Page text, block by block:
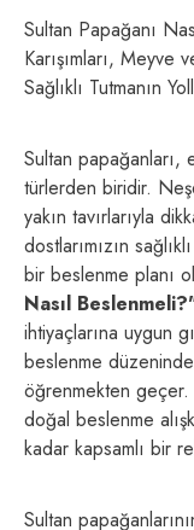
Sultan Papağanı
Karışımları, Meyve
Sağlıklı Tutmanın
Sultan papağanları,
türlerden biridir.
yakın tavırlarıyla
dostlarımızın
bir beslenme planı
Nasıl
ihtiyaçlarına uygun
beslenme
öğrenmekten geçer.
doğal beslenme
kadar kapsamlı bir
Sultan